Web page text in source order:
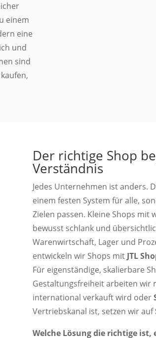
einem
eine
und
sind
Der richtige Shop
Verständnis
Jedes Unternehmen ist anders.
einem festen System für alle,
Zielen passen. Kleine Shops mit
bewusst schlank und
Warenwirtschaft, Lager und
entwickeln wir Shops mit JTL
Für eigenständige, skalierbare
Gestaltungsfreiheit arbeiten wir
international verkauft wird oder
Vertriebskanal ist, setzen wir auf
Welche Lösung die richtige